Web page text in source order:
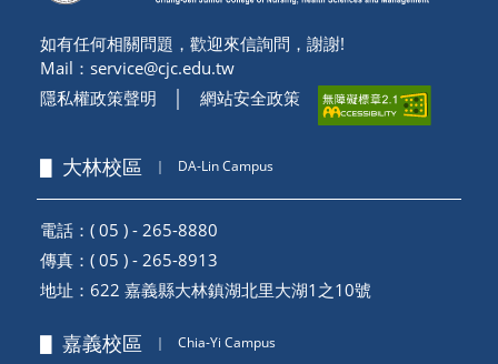
如有任何相關問題，歡迎來信詢問，謝謝!
Mail： service@cjc.edu.tw
隱私權政策聲明
網站安全政策
▋ 大林校區 ｜ DA-Lin Campus
電話：( 05 ) - 265-8880
傳真：( 05 ) - 265-8913
地址： 622 嘉義縣大林鎮湖北里大湖1之10號
▋ 嘉義校區 ｜ Chia-Yi Campus